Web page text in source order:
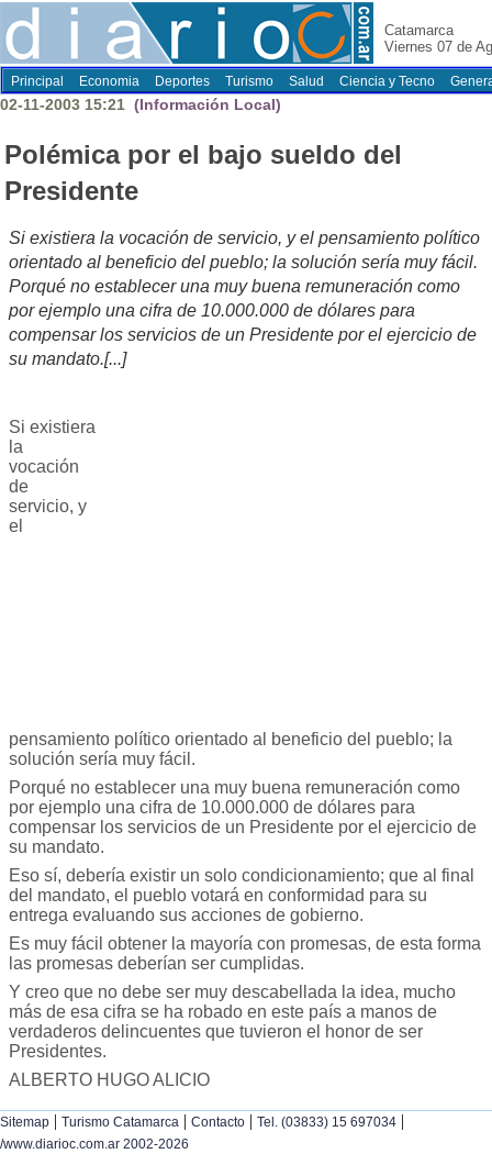
Catamarca
Viernes 07 de
Principal Economia Deportes Turismo Salud Ciencia y Tecno
02-11-2003 15:21 (Información Local)
Polémica por el bajo sueldo del
Presidente
Si existiera la vocación de servicio, y el pensamiento político
orientado al beneficio del pueblo; la solución sería muy fácil.
Porqué no establecer una muy buena remuneración como
por ejemplo una cifra de 10.000.000 de dólares para
compensar los servicios de un Presidente por el ejercicio de
su mandato.[...]
Si existiera
la
vocación
de
servicio, y
el
pensamiento político orientado al beneficio del pueblo; la
solución sería muy fácil.
Porqué no establecer una muy buena remuneración como
por ejemplo una cifra de 10.000.000 de dólares para
compensar los servicios de un Presidente por el ejercicio de
su mandato.
Eso sí, debería existir un solo condicionamiento; que al final
del mandato, el pueblo votará en conformidad para su
entrega evaluando sus acciones de gobierno.
Es muy fácil obtener la mayoría con promesas, de esta forma
las promesas deberían ser cumplidas.
Y creo que no debe ser muy descabellada la idea, mucho
más de esa cifra se ha robado en este país a manos de
verdaderos delincuentes que tuvieron el honor de ser
Presidentes.
ALBERTO HUGO ALICIO
Sitemap | Turismo Catamarca | Contacto | Tel. (03833) 15 697034 |
/www.diarioc.com.ar 2002-2026